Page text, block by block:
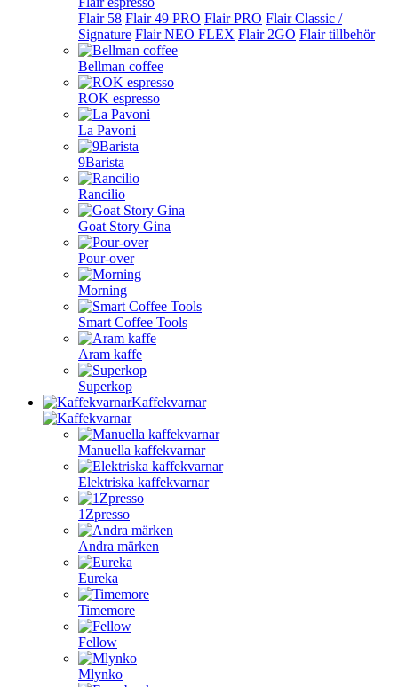
Flair 58 Flair 49 PRO Flair PRO Flair Classic /
Signature Flair NEO FLEX Flair 2GO Flair tillbehör
Bellman coffee
ROK espresso
La Pavoni
9Barista
Rancilio
Goat Story Gina
Pour-over
Morning
Smart Coffee Tools
Aram kaffe
Superkop
Kaffekvarnar
Manuella kaffekvarnar
Elektriska kaffekvarnar
1Zpresso
Andra märken
Eureka
Timemore
Fellow
Mlynko